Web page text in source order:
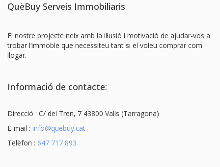
QuèBuy Serveis Immobiliaris
El nostre projecte neix amb la il·lusió i motivació de ajudar-vos a
trobar l’immoble que necessiteu tant si el voleu comprar com
llogar.
Informació de contacte:
Direcció : C/ del Tren, 7 43800 Valls (Tarragona)
E-mail : info@quebuy.cat
Telèfon : 647 717 893